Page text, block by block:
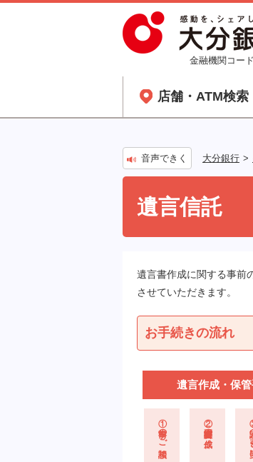
金融機関コー
店舗・ATM検索
音声できく 大分銀行
遺言信託
遺言書作成に関する事前
させていただきます。
お手続きの流れ
遺言作成・保
① 事前のご相談 ② 遺言公正証書の作成 ③ 証